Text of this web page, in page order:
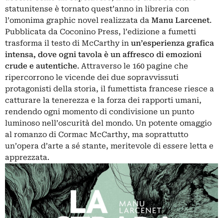
statunitense è tornato quest’anno in libreria con
l’omonima graphic novel realizzata da Manu Larcenet.
Pubblicata da Coconino Press, l’edizione a fumetti
trasforma il testo di McCarthy in un’esperienza grafica
intensa, dove ogni tavola è un affresco di emozioni
crude e autentiche. Attraverso le 160 pagine che
ripercorrono le vicende dei due sopravvissuti
protagonisti della storia, il fumettista francese riesce a
catturare la tenerezza e la forza dei rapporti umani,
rendendo ogni momento di condivisione un punto
luminoso nell’oscurità del mondo. Un potente omaggio
al romanzo di Cormac McCarthy, ma soprattutto
un’opera d’arte a sé stante, meritevole di essere letta e
apprezzata.